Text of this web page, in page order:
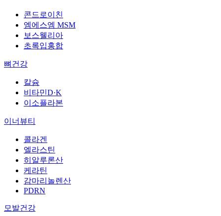
콘드로이친
엠에스엠 MSM
보스웰리아
초록입홍합
뼈건강
칼슘
비타민D·K
이소플라본
이너뷰티
콜라겐
엘라스틴
히알루론산
케라틴
감마리놀렌산
PDRN
모발건강